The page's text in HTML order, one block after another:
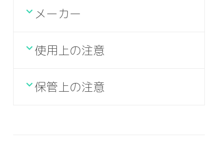
メーカー
使用上の注意
保管上の注意